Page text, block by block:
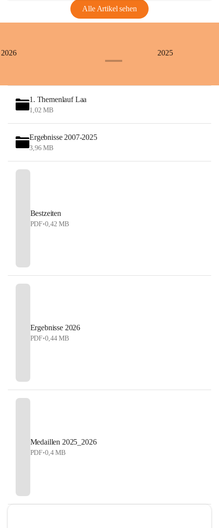
Alle Artikel sehen
+1
2026 2025
1. Themenlauf Laa
1,02 MB
Ergebnisse 2007-2025
3,96 MB
Bestzeiten
PDF•0,42 MB
Ergebnisse 2026
PDF•0,44 MB
Medaillen 2025_2026
PDF•0,4 MB